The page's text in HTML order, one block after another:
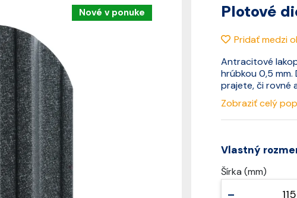
Nové v ponuke Plotové
Pridať medzi
Antracitové
hrúbkou 0,5 mm.
prajete, či rovné
Zobraziť celý
Vlastný
Šírka (mm)
–